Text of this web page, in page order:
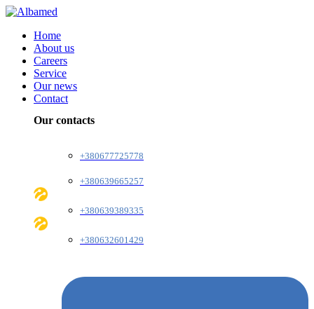
Home
About us
Careers
Service
Our news
Contact
Our contacts
+380677725778
+380639665257
+380639389335
+380632601429